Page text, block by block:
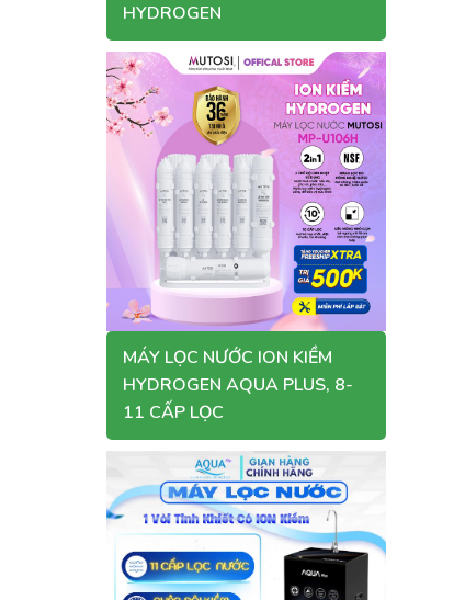
HYDROGEN
MÁY LỌC NƯỚC ION KIỀM
HYDROGEN AQUA PLUS, 8-
11 CẤP LỌC